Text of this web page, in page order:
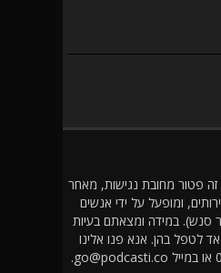
פטור מחובת נגישות, מאחר
ומופעל על ידי אנשים
סנש). במידה ומצאתם בעיות
לטפל בהן. אנא פנו אלינו